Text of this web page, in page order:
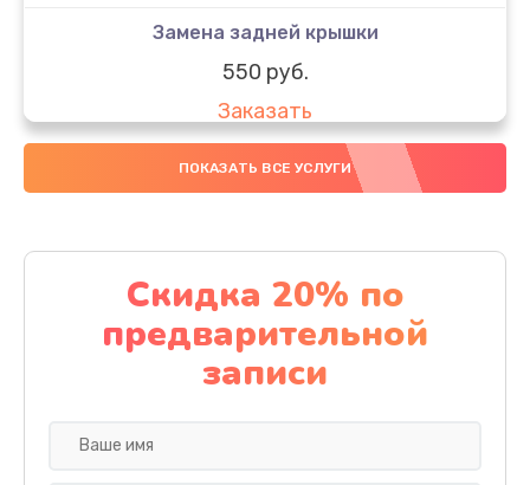
Замена задней крышки
550 руб.
Заказать
Замена аккумулятора
Заказать
Ремонт сим лотка
600 руб.
Заказать
ПОКАЗАТЬ ВСЕ УСЛУГИ
Скидка 20% по
предварительной
записи